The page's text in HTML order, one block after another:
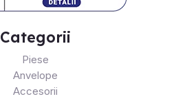
Categorii
Piese
Anvelope
Accesorii